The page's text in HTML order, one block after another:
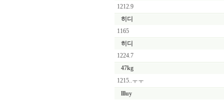
1212.9
히디
1165
히디
1224.7
47kg
1215..ㅜㅜ
llluy